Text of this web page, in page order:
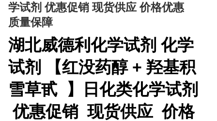
学试剂 优惠促销 现货供应 价格优惠
质量保障
湖北威德利化学试剂 化学
试剂 【红没药醇 + 羟基积
雪草甙 】日化类化学试剂
优惠促销 现货供应 价格